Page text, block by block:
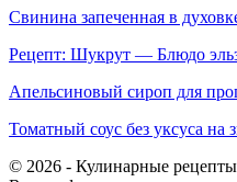
Свинина запеченная в
Рецепт: Шукрут — Блюдо
Апельсиновый сироп для
Томатный соус без уксуса на
© 2026 - Кулинарные